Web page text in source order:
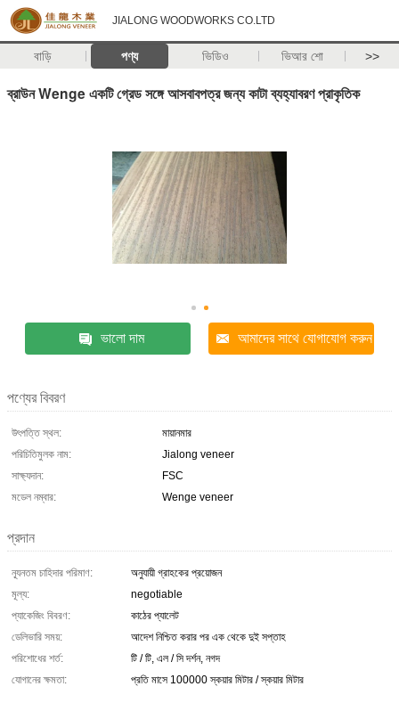
JIALONG WOODWORKS CO.LTD
বাড়ি পণ্য ভিডিও ভিআর শো >>
ব্রাউন Wenge একটি গ্রেড সঙ্গে আসবাবপত্র জন্য কাটা ব্যহ্যাবরণ প্রাকৃতিক
ভালো দাম আমাদের সাথে যোগাযোগ করুন
পণ্যের বিবরণ
উৎপত্তি স্থল:
মায়ানমার
পরিচিতিমুলক নাম:
Jialong veneer
সাক্ষ্যদান:
FSC
মডেল নম্বার:
Wenge veneer
প্রদান
ন্যূনতম চাহিদার পরিমাণ:
অনুযায়ী গ্রাহকের প্রয়োজন
মূল্য:
negotiable
প্যাকেজিং বিবরণ:
কাঠের প্যালেট
ডেলিভারি সময়:
আদেশ নিশ্চিত করার পর এক থেকে দুই সপ্তাহ
পরিশোধের শর্ত:
টি / টি, এল / সি দর্শন, নগদ
যোগানের ক্ষমতা:
প্রতি মাসে 100000 স্কয়ার মিটার / স্কয়ার মিটার